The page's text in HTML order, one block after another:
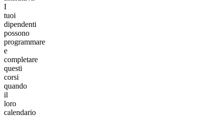
I
tuoi
dipendenti
possono
programmare
e
completare
questi
corsi
quando
il
loro
calendario